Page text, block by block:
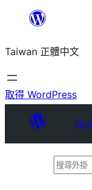
主
要
內
Taiwan 正體中文
取得 WordPress
搜